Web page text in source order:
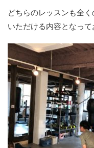
どちらのレッスンも全
いただける内容となって